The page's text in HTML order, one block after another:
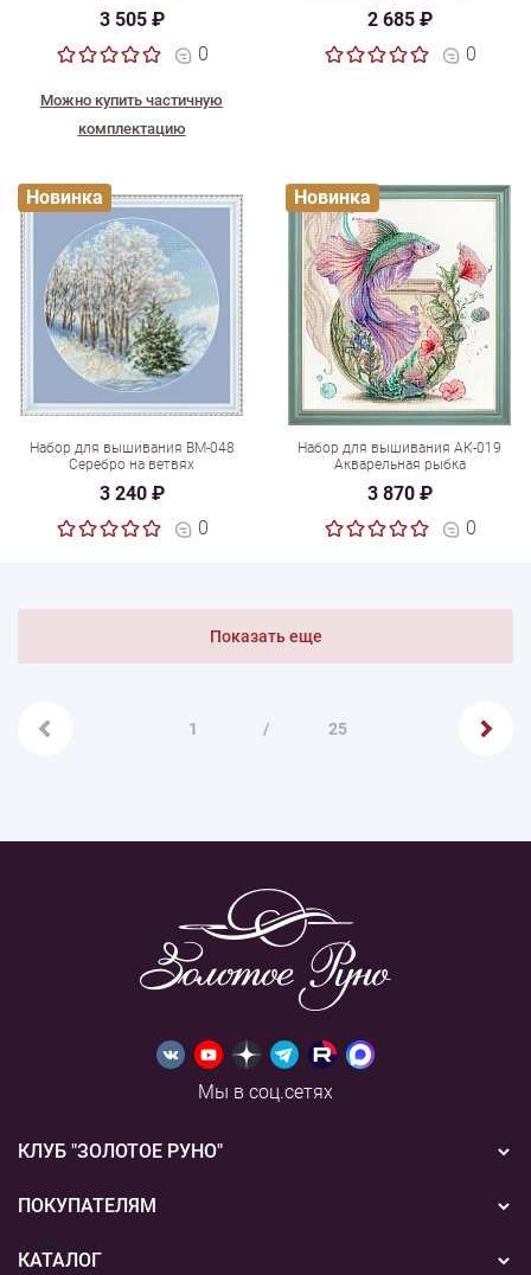
3 505 ₽
0
Можно купить частичную
комплектацию
2 685 ₽
0
Набор для вышивания ВМ-048
Серебро на ветвях
3 240 ₽
0
Новинка
Набор для вышивания АК-019
Акварельная рыбка
3 870 ₽
0
Новинка
Показать еще
1 / 25
Мы в соц.сетях
КЛУБ "ЗОЛОТОЕ РУНО"
Новости
Акции
ПОКУПАТЕЛЯМ
Бонусная система
КАТАЛОГ